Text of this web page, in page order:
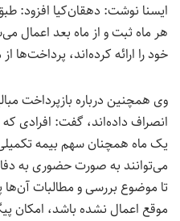
ایسنا نوشت: دهقان‌کیا افزود:
هر ماه ثبت و از ماه بعد اعمال
خود را ارائه کرده‌اند،
وی همچنین درباره بازپرداخت
انصراف داده‌اند، گفت: افرادی
یک ماه همچنان سهم بیمه
می‌توانند به صورت حضوری به
تا موضوع بررسی و مطالبات
موقع اعمال نشده باشد، امکان